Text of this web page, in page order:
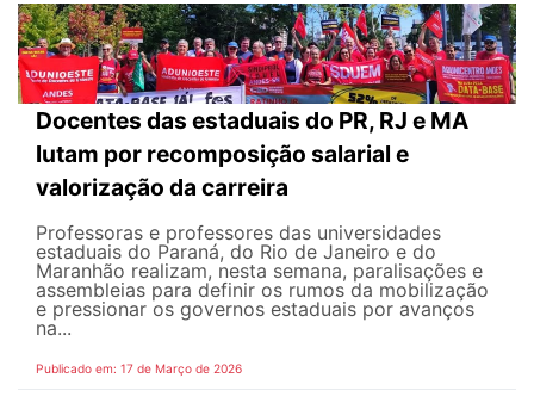
Docentes das estaduais do PR, RJ e MA
lutam por recomposição salarial e
valorização da carreira
Professoras e professores das universidades
estaduais do Paraná, do Rio de Janeiro e do
Maranhão realizam, nesta semana, paralisações e
assembleias para definir os rumos da mobilização
e pressionar os governos estaduais por avanços
na...
Publicado em: 17 de Março de 2026